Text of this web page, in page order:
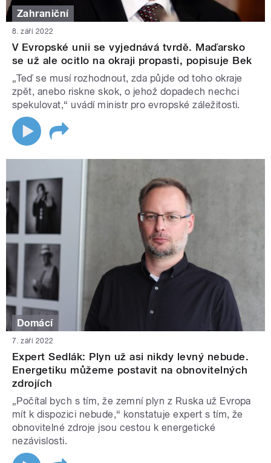
Zahraniční
8. září 2022
V Evropské unii se vyjednává tvrdě. Maďarsko
se už ale ocitlo na okraji propasti, popisuje Bek
„Teď se musí rozhodnout, zda půjde od toho okraje
zpět, anebo riskne skok, o jehož dopadech nechci
spekulovat,“ uvádí ministr pro evropské záležitosti.
Domácí
7. září 2022
Expert Sedlák: Plyn už asi nikdy levný nebude.
Energetiku můžeme postavit na obnovitelných
zdrojích
„Počítal bych s tím, že zemní plyn z Ruska už Evropa
mít k dispozici nebude,“ konstatuje expert s tím, že
obnovitelné zdroje jsou cestou k energetické
nezávislosti.